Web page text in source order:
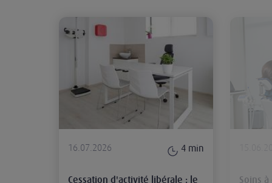
Cessation d'activité libérale : le
16.07.2026 4 min
Cessation d'activité libérale : le Soins